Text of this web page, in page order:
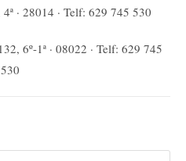
· 28014 · Telf: 629 745 530
6º-1ª · 08022 · Telf: 629 745
530